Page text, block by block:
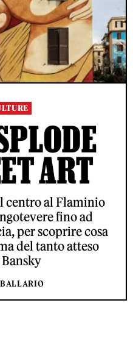
ART
centro al Flaminio
fino ad
per scoprire cosa
del tanto atteso